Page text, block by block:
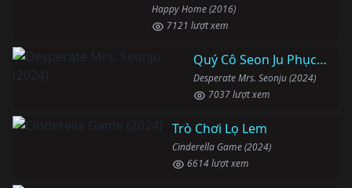
Happy Home (2016)
7121 lượt xem
Quý Cô Seon Ju Phục Thù
Desperate Mrs. Seonju (2024)
7037 lượt xem
Trò Chơi Lọ Lem
Cinderella Game (2024)
6614 lượt xem